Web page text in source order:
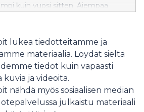
kuin vuosi sitten. Aiempaa
lukea tiedotteitamme ja
materiaalia. Löydät sieltä
tiedot kuin vapaasti
kuvia ja videoita.
nähdä myös sosiaalisen median
julkaistu materiaali